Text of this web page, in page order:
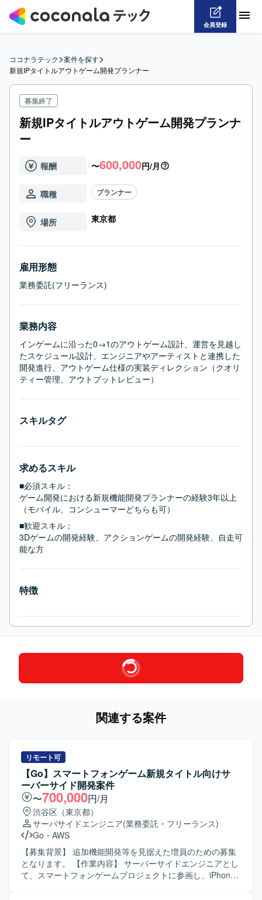
会員登録
ココナラテック>案件を探す>
新規IPタイトルアウトゲーム開発プランナー
募集終了
新規IPタイトルアウトゲーム開発プランナ
ー
報酬 〜600,000円/月
職種 プランナー
場所 東京都
雇用形態
業務委託(フリーランス)
業務内容
インゲームに沿った0→1のアウトゲーム設計、運営を見越し
たスケジュール設計、エンジニアやアーティストと連携した
開発進行、アウトゲーム仕様の実装ディレクション（クオリ
ティー管理、アウトプットレビュー）
スキルタグ
求めるスキル
■必須スキル：
ゲーム開発における新規機能開発プランナーの経験3年以上
（モバイル、コンシューマーどちらも可）
■歓迎スキル：
3Dゲームの開発経験、アクションゲームの開発経験、自走可
能な方
特徴
関連する案件
リモート可
【Go】スマートフォンゲーム新規タイトル向けサ
ーバーサイド開発案件
〜700,000円/月
渋谷区（東京都）
サーバサイドエンジニア(業務委託・フリーランス)
Go ・ AWS
【募集背景】 追加機能開発等を見据えた増員のための募集
となります。 【作業内容】 サーバーサイドエンジニアとし
て、スマートフォンゲームプロジェクトに参画し、iPhone /